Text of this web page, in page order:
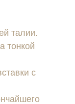
талии.
тонкой
с